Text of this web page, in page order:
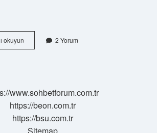
okuyunAğaçlarda
demir
2 Yorum
www.sohbetforum.com.tr
https://beon.com.tr
https://bsu.com.tr